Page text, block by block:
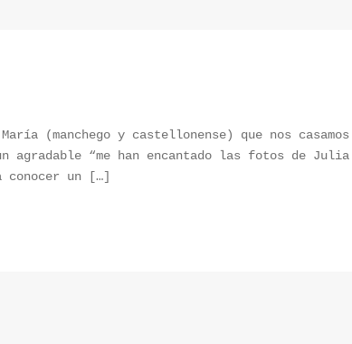
(manchego y castellonense) que nos casamos
agradable “me han encantado las fotos de
conocer un […]